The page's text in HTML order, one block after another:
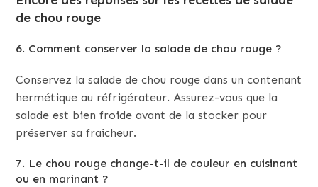
de chou rouge
6. Comment conserver la salade de chou rouge ?
Conservez la salade de chou rouge dans un contenant
hermétique au réfrigérateur. Assurez-vous que la
salade est bien froide avant de la stocker pour
préserver sa fraîcheur.
7. Le chou rouge change-t-il de couleur en cuisinant
ou en marinant ?